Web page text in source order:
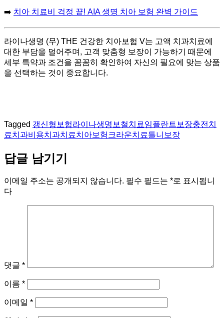
➡️ 치아 치료비 걱정 끝! AIA 생명 치아 보험 완벽 가이드
라이나생명 (무) THE 건강한 치아보험 V는 고액 치과치료에
대한 부담을 덜어주며, 고객 맞춤형 보장이 가능하기 때문에
세부 특약과 조건을 꼼꼼히 확인하여 자신의 필요에 맞는 상품
을 선택하는 것이 중요합니다.
Tagged 갱신형보험라이나생명 보철치료임플란트보장충전치
료치과비용치과치료치아보험 크라운치료틀니보장
답글 남기기
이메일 주소는 공개되지 않습니다. 필수 필드는 *로 표시됩니
다
댓글 *
이름 *
이메일 *